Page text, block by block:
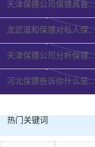
天津保镖公司保镖具备...
龙武道和保镖对私人保...
天津保镖公司分析保镖...
河北保镖告诉你什么是...
热门关键词